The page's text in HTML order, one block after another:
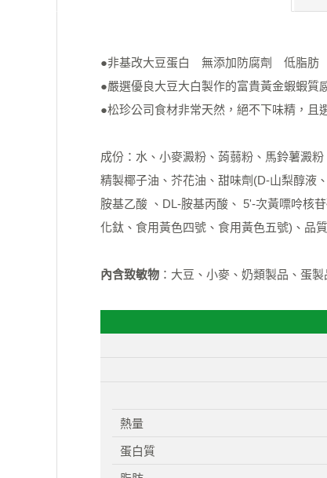
●非基改大豆蛋白 無添加防腐劑 低脂
●嚴選優良大豆大白製作的富貴黃金蝦蝦質
●松珍公司食材非常天然，絕不下味精，且
成份：水、小麥澱粉、蒟蒻粉、馬鈴薯澱
精製椰子油、芥花油、甜味劑(D-山梨醇液
胺基乙酸 、DL-胺基丙酸、 5'-次黃嘌呤核
化鈦、食用黃色四號、食用黃色五號)、品
內含致敏物 ：大豆、小麥、奶類製品、蛋製
熱量
蛋白質